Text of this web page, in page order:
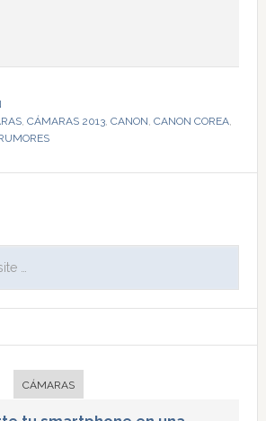
, CÁMARAS 2013, CANON, CANON COREA,
CÁMARAS